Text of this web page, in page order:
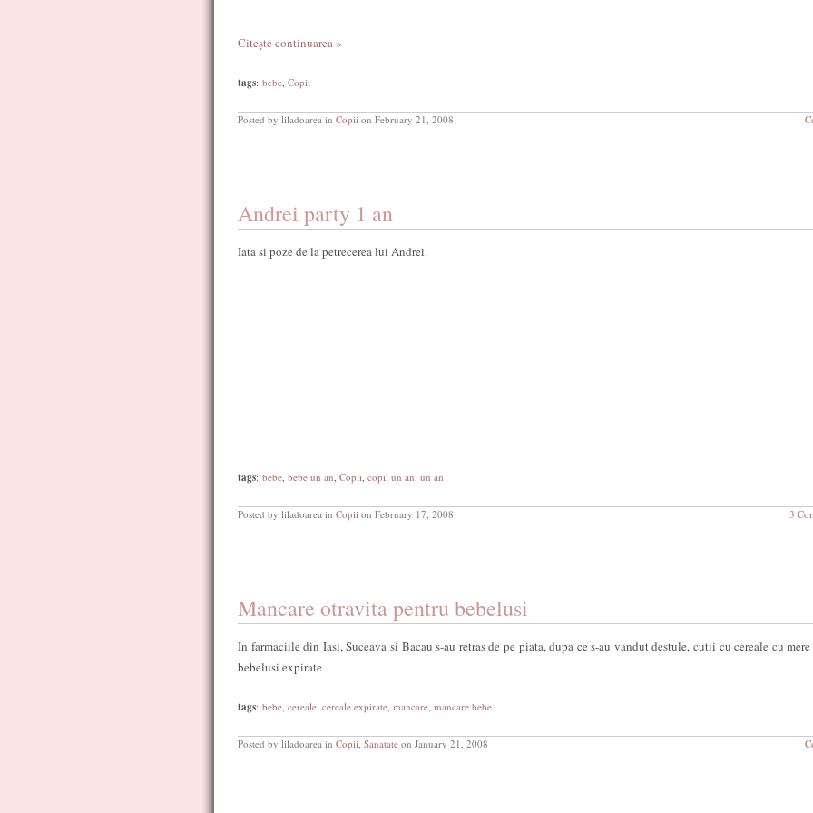
Citește continuarea »
tags: bebe, Copii
Posted by liladoarea in Copii on February 21, 2008
Andrei party 1 an
Iata si poze de la petrecerea lui Andrei.
tags: bebe, bebe un an, Copii, copil un an, un an
Posted by liladoarea in Copii on February 17, 2008 3
Mancare otravita pentru bebelusi
In farmaciile din Iasi, Suceava si Bacau s-au retras de pe piata, dupa ce s-au vandut destule, cutii cu cereale cu
bebelusi expirate
tags: bebe, cereale, cereale expirate, mancare, mancare bebe
Posted by liladoarea in Copii, Sanatate on January 21, 2008